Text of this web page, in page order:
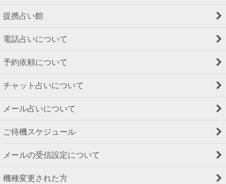
提携占い館
電話占いについて
予約依頼について
チャット占いについて
メール占いについて
ご待機スケジュール
メールの受信設定について
機種変更された方